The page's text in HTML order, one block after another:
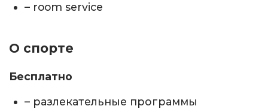
– room service
О спорте
Бесплатно
– разлекательные программы